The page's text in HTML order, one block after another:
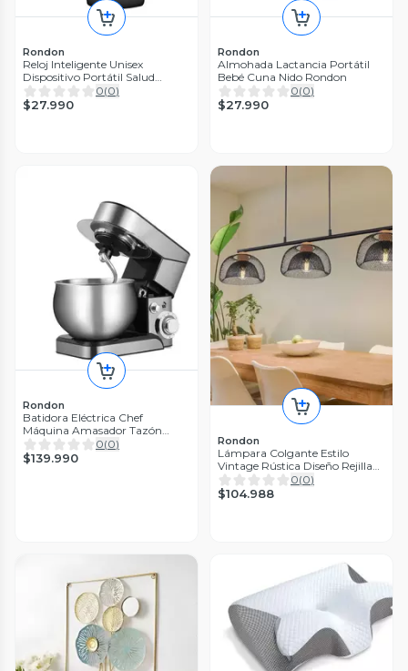
Rondon
Reloj Inteligente Unisex
Dispositivo Portátil Salud
Rondon
0(0)
$27.990
Rondon
Almohada Lactancia Portátil
Bebé Cuna Nido Rondon
0(0)
$27.990
Rondon
Batidora Eléctrica Chef
Máquina Amasador Tazón
Cocina Rondon
0(0)
$139.990
Rondon
Lámpara Colgante Estilo
Vintage Rústica Diseño Rejilla
Jhn
0(0)
$104.988